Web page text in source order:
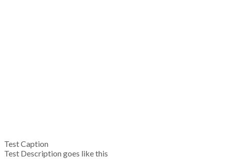
Test Caption
Test Description goes like this